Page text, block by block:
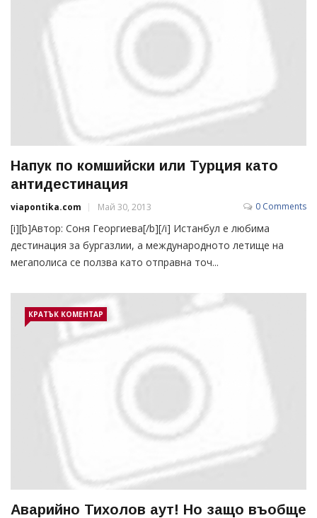
Напук по комшийски или Турция като
антидестинация
viapontika.com Май 30, 2013 0 Comments
[i][b]Автор: Соня Георгиева[/b][/i] Истанбул е любима
дестинация за бургазлии, а международното летище на
мегаполиса се ползва като отправна точ...
КРАТЪК КОМЕНТАР
Аварийно Тихолов аут! Но защо въобще